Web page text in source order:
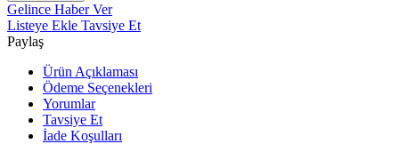
Gelince Haber Ver
Listeye Ekle Tavsiye Et
Paylaş
Ürün Açıklaması
Ödeme Seçenekleri
Yorumlar
Tavsiye Et
İade Koşulları